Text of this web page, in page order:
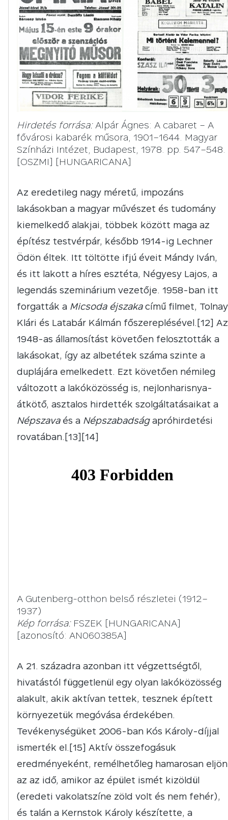
Hirdetés forrása:Alpár Ágnes: A cabaret – A
fővárosi kabarék műsora, 1901–1644. Magyar
Színházi Intézet, Budapest, 1978. pp. 547–548.
[OSZMI] [HUNGARICANA]
Az eredetileg nagy méretű, impozáns
lakásokban a magyar művészet és tudomány
kiemelkedő alakjai, többek között maga az
építész testvérpár, később 1914-ig Lechner
Ödön éltek. Itt töltötte ifjú éveit Mándy Iván,
és itt lakott a híres esztéta, Négyesy Lajos, a
legendás szeminárium vezetője. 1958-ban itt
forgatták a Micsoda éjszakacímű filmet, Tolnay
Klári és Latabár Kálmán főszereplésével.[12] Az
1948-as államosítást követően felosztották a
lakásokat, így az albetétek száma szinte a
duplájára emelkedett. Ezt követően némileg
változott a lakóközösség is, nejlonharisnya-
átkötő, asztalos hirdették szolgáltatásaikat a
Népszavaés a Népszabadságapróhirdetési
rovatában.[13][14]
A Gutenberg-otthon belső részletei (1912–
1937)
Kép forrása:FSZEK [HUNGARICANA]
[azonosító: AN060385A]
A 21. századra azonban itt végzettségtől,
hivatástól függetlenül egy olyan lakóközösség
alakult, akik aktívan tettek, tesznek épített
környezetük megóvása érdekében.
Tevékenységüket 2006-ban Kós Károly-díjjal
ismerték el.[15] Aktív összefogásuk
eredményeként, remélhetőleg hamarosan eljön
az az idő, amikor az épület ismét kizöldül
(eredeti vakolatszíne zöld volt és nem fehér),
és talán a Kernstok Károly készítette, a